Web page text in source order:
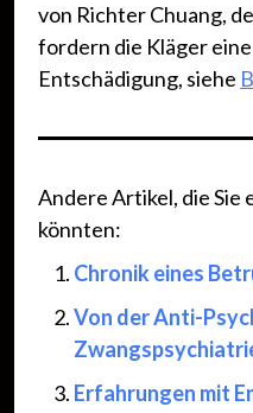
von Richter Chuang,
fordern die Kläger
Entschädigung, siehe
Andere Artikel, die Sie
könnten:
Chronik eines
Von der Anti-
Erfahrungen mit